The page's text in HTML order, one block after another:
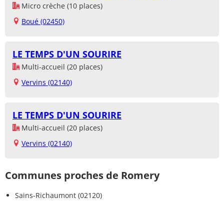
Micro crèche (10 places)
Boué (02450)
LE TEMPS D'UN SOURIRE
Multi-accueil (20 places)
Vervins (02140)
LE TEMPS D'UN SOURIRE
Multi-accueil (20 places)
Vervins (02140)
Communes proches de Romery
Sains-Richaumont (02120)